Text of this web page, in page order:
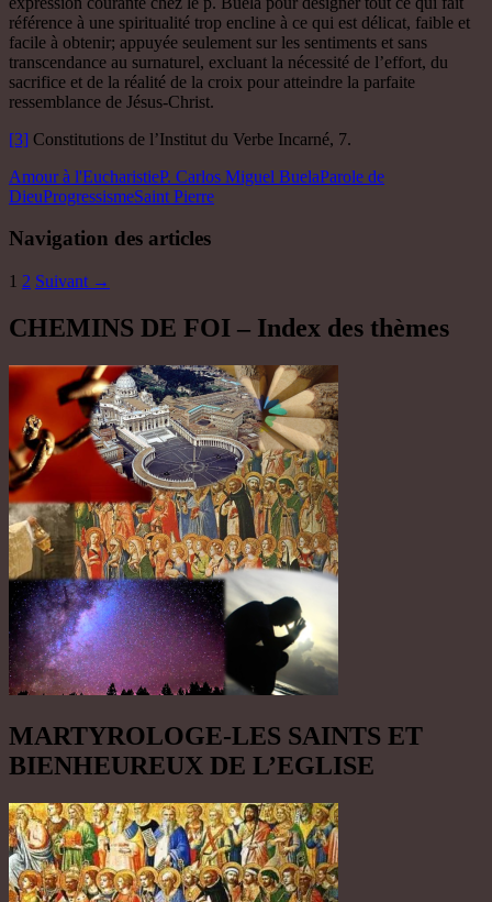
référence à une spiritualité trop encline à ce qui est délicat, faible et
facile à obtenir; appuyée seulement sur les sentiments et sans
transcendance au surnaturel, excluant la nécessité de l’effort, du
sacrifice et de la réalité de la croix pour atteindre la parfaite
ressemblance de Jésus-Christ.
[3] Constitutions de l’Institut du Verbe Incarné, 7.
Amour à l'EucharistieP. Carlos Miguel BuelaParole de
DieuProgressismeSaint Pierre
Navigation des articles
1 2 Suivant →
CHEMINS DE FOI – Index des thèmes
MARTYROLOGE-LES SAINTS ET
BIENHEUREUX DE L’EGLISE